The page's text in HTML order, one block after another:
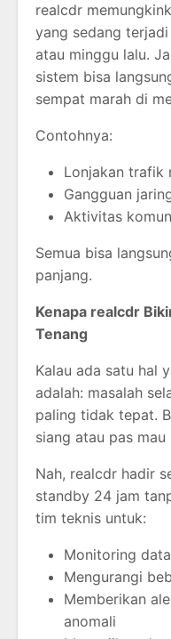
realcdr
yang sedang
atau minggu lalu.
sistem bisa
sempat marah di
Contohnya:
Lonjakan trafik
Gangguan
Aktivitas
Semua bisa
panjang.
Kenapa realcdr
Tenang
Kalau ada satu hal
adalah: masalah
paling tidak tepat.
siang atau pas mau
Nah, realcdr hadir
standby 24 jam
tim teknis untuk:
Monitoring
Mengurangi
Memberikan
anomali